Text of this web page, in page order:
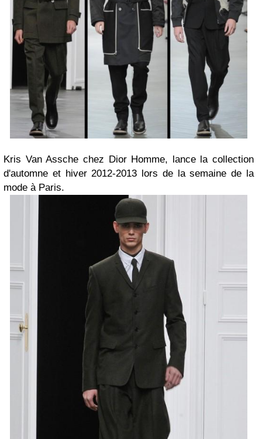
Kris Van Assche chez Dior Homme, lance la collection
d'automne et hiver 2012-2013 lors de la semaine de la
mode à Paris.